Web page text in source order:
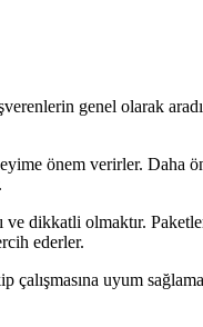
genel olarak
önem verirler. Daha
dikkatli olmaktır.
ederler.
çalışmasına uyum